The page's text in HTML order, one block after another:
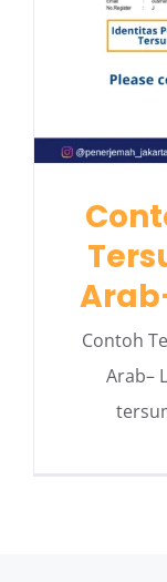
Contoh
Arab–